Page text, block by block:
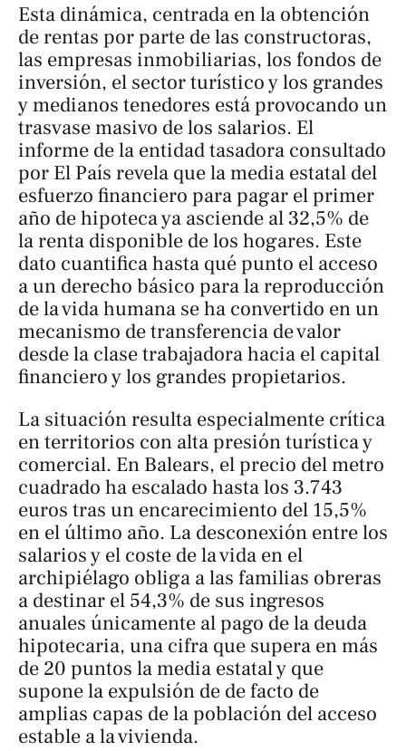
Esta dinámica, centrada en la obtención
de rentas por parte de las constructoras,
las empresas inmobiliarias, los fondos de
inversión, el sector turístico y los grandes
y medianos tenedores está provocando un
trasvase masivo de los salarios. El
informe de la entidad tasadora consultado
por El País revela que la media estatal del
esfuerzo financiero para pagar el primer
año de hipoteca ya asciende al 32,5% de
la renta disponible de los hogares. Este
dato cuantifica hasta qué punto el acceso
a un derecho básico para la reproducción
de la vida humana se ha convertido en un
mecanismo de transferencia de valor
desde la clase trabajadora hacia el capital
financiero y los grandes propietarios.
La situación resulta especialmente crítica
en territorios con alta presión turística y
comercial. En Balears, el precio del metro
cuadrado ha escalado hasta los 3.743
euros tras un encarecimiento del 15,5%
en el último año. La desconexión entre los
salarios y el coste de la vida en el
archipiélago obliga a las familias obreras
a destinar el 54,3% de sus ingresos
anuales únicamente al pago de la deuda
hipotecaria, una cifra que supera en más
de 20 puntos la media estatal y que
supone la expulsión de de facto de
amplias capas de la población del acceso
estable a la vivienda.